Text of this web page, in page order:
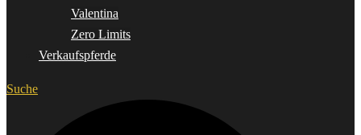
Valentina
Zero Limits
Verkaufspferde
Suche